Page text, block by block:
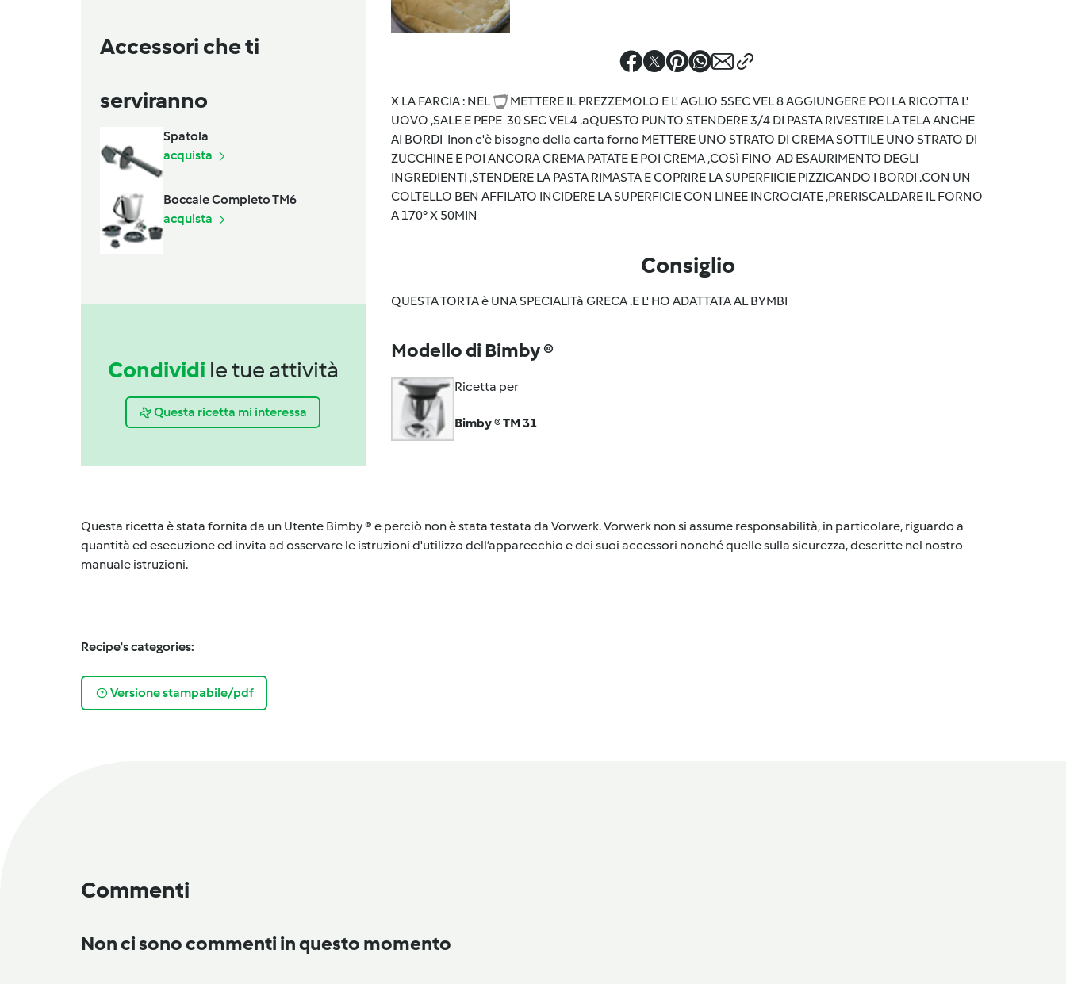
Accessori che ti
serviranno
Spatola
acquista
Boccale Completo TM6
acquista
Condividi le tue attività
Questa ricetta mi interessa
X LA FARCIA : NEL
METTERE IL PREZZEMOLO E L' AGLIO 5SEC VEL 8 AGGIUNGERE POI LA RICOTTA L'
UOVO ,SALE E PEPE 30 SEC VEL4 .aQUESTO PUNTO STENDERE 3/4 DI PASTA RIVESTIRE LA TELA ANCHE
AI BORDI Inon c'è bisogno della carta forno METTERE UNO STRATO DI CREMA SOTTILE UNO STRATO DI
ZUCCHINE E POI ANCORA CREMA PATATE E POI CREMA ,COSì FINO AD ESAURIMENTO DEGLI
INGREDIENTI ,STENDERE LA PASTA RIMASTA E COPRIRE LA SUPERFIICIE PIZZICANDO I BORDI .CON UN
COLTELLO BEN AFFILATO INCIDERE LA SUPERFICIE CON LINEE INCROCIATE ,PRERISCALDARE IL FORNO
A 170° X 50MIN
Consiglio
QUESTA TORTA è UNA SPECIALITà GRECA .E L' HO ADATTATA AL BYMBI
Modello di Bimby ®
Ricetta per
Bimby ® TM 31
Questa ricetta è stata fornita da un Utente Bimby ® e perciò non è stata testata da Vorwerk. Vorwerk non si assume responsabilità, in particolare, riguardo a
quantità ed esecuzione ed invita ad osservare le istruzioni d'utilizzo dell’apparecchio e dei suoi accessori nonché quelle sulla sicurezza, descritte nel nostro
manuale istruzioni.
Recipe's categories:
Versione stampabile/pdf
Commenti
Non ci sono commenti in questo momento